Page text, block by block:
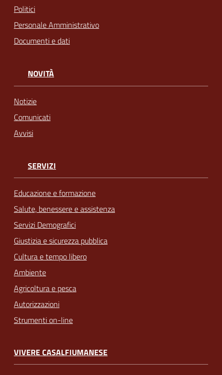
Politici
Personale Amministrativo
Documenti e dati
NOVITÀ
Notizie
Comunicati
Avvisi
SERVIZI
Educazione e formazione
Salute, benessere e assistenza
Servizi Demografici
Giustizia e sicurezza pubblica
Cultura e tempo libero
Ambiente
Agricoltura e pesca
Autorizzazioni
Strumenti on-line
VIVERE CASALFIUMANESE